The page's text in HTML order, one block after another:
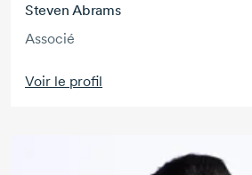
Steven Abrams
Associé
Voir le profil